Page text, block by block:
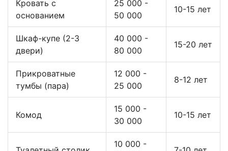
Кровать с
основанием
25 000 -
50 000
10-15 лет
Шкаф-купе (2-3
двери)
40 000 -
80 000
15-20 лет
Прикроватные
тумбы (пара)
12 000 -
25 000
8-12 лет
Комод
15 000 -
30 000
10-15 лет
10 000 -